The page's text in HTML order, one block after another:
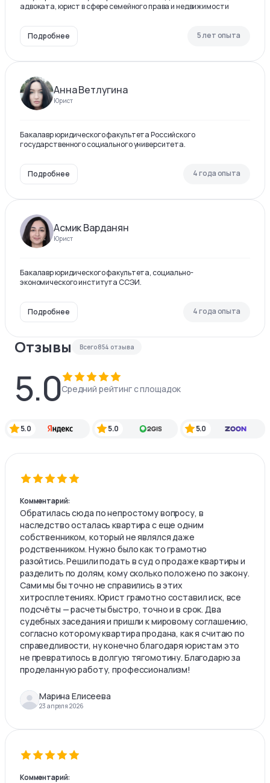
адвоката, юрист в сфере семейного права и недвижимости
Подробнее 5 лет опыта
Анна Ветлугина
Юрист
Бакалавр юридического факультета Российского
государственного социального университета.
Подробнее 4 года опыта
Асмик Варданян
Юрист
Бакалавр юридического факультета, социально-
экономического института ССЭИ.
Подробнее 4 года опыта
Отзывы Всего854 отзыва
5.0Средний рейтинг с площадок
5.0 5.0 5.0
Комментарий:
Обратилась сюда по непростому вопросу, в
наследство осталась квартира с еще одним
собственником, который не являлся даже
родственником. Нужно было как то грамотно
разойтись. Решили подать в суд о продаже квартиры и
разделить по долям, кому сколько положено по закону.
Сами мы бы точно не справились в этих
хитросплетениях. Юрист грамотно составил иск, все
подсчёты — расчеты быстро, точно и в срок. Два
судебных заседания и пришли к мировому соглашению,
согласно которому квартира продана, как я считаю по
справедливости, ну конечно благодаря юристам это
не превратилось в долгую тягомотину. Благодарю за
проделанную работу, профессионализм!
Марина Елисеева
23 апреля 2026
Комментарий: